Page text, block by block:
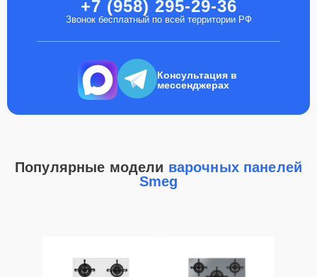
+7 (958) 295-29-36
Звонок бесплатный по всей территории РФ
Консультация в
мессенджерах
Популярные модели варочных панелей
Smeg